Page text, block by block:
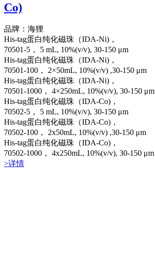
Co)
品牌：海狸
His-tag蛋白纯化磁珠（IDA-Ni)，
70501-5， 5 mL, 10%(v/v), 30-150 μm
His-tag蛋白纯化磁珠（IDA-Ni)，
70501-100， 2×50mL, 10%(v/v) ,30-150 μm
His-tag蛋白纯化磁珠（IDA-Ni)，
70501-1000， 4×250mL, 10%(v/v), 30-150 μm
His-tag蛋白纯化磁珠（IDA-Co)，
70502-5， 5 mL, 10%(v/v), 30-150 μm
His-tag蛋白纯化磁珠（IDA-Co)，
70502-100， 2x50mL, 10%(v/v) ,30-150 μm
His-tag蛋白纯化磁珠（IDA-Co)，
70502-1000， 4x250mL, 10%(v/v), 30-150 μm
>详情